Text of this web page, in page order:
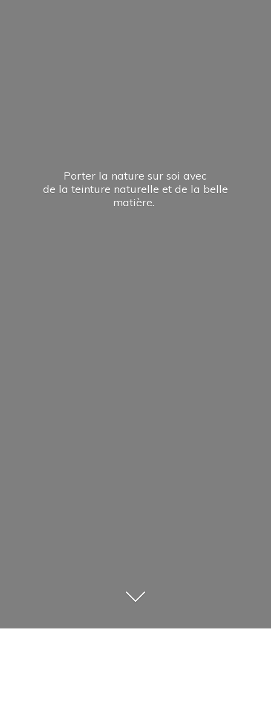
Porter la nature sur soi avec
de la teinture naturelle et de la belle
matière.